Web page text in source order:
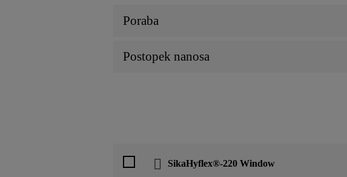
Poraba
Postopek nanosa
SikaHyflex®-220 Window